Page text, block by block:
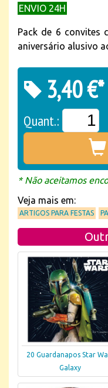
ENVIO 24H
Pack de 6 convites
aniversário alusivo
3,40 €*
Quant.:
* Não aceitamos
Veja mais em:
ARTIGOS PARA FESTAS
20 Guardanapos Star
Galaxy